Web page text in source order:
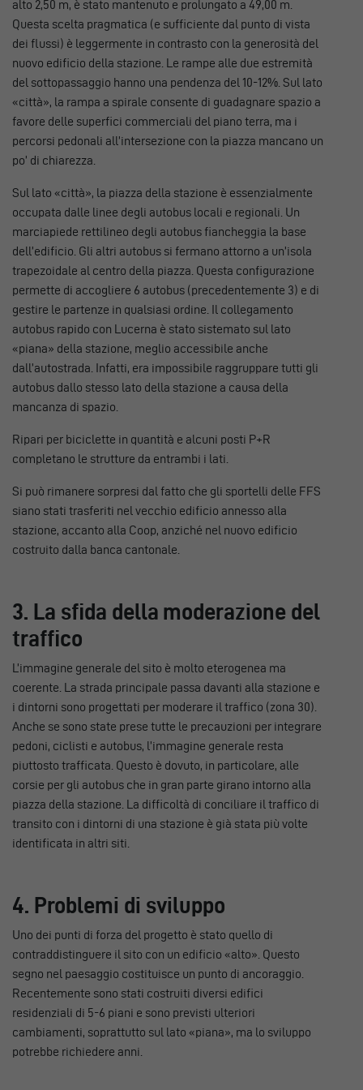
alto 2,50 m, è stato mantenuto e prolungato a 49,00 m.
Questa scelta pragmatica (e sufficiente dal punto di vista
dei flussi) è leggermente in contrasto con la generosità del
nuovo edificio della stazione. Le rampe alle due estremità
del sottopassaggio hanno una pendenza del 10-12%. Sul lato
«città», la rampa a spirale consente di guadagnare spazio a
favore delle superfici commerciali del piano terra, ma i
percorsi pedonali all’intersezione con la piazza mancano un
po’ di chiarezza.
Sul lato «città», la piazza della stazione è essenzialmente
occupata dalle linee degli autobus locali e regionali. Un
marciapiede rettilineo degli autobus fiancheggia la base
dell’edificio. Gli altri autobus si fermano attorno a un’isola
trapezoidale al centro della piazza. Questa configurazione
permette di accogliere 6 autobus (precedentemente 3) e di
gestire le partenze in qualsiasi ordine. Il collegamento
autobus rapido con Lucerna è stato sistemato sul lato
«piana» della stazione, meglio accessibile anche
dall’autostrada. Infatti, era impossibile raggruppare tutti gli
autobus dallo stesso lato della stazione a causa della
mancanza di spazio.
Ripari per biciclette in quantità e alcuni posti P+R
completano le strutture da entrambi i lati.
Si può rimanere sorpresi dal fatto che gli sportelli delle FFS
siano stati trasferiti nel vecchio edificio annesso alla
stazione, accanto alla Coop, anziché nel nuovo edificio
costruito dalla banca cantonale.
3. La sfida della moderazione del
traffico
L’immagine generale del sito è molto eterogenea ma
coerente. La strada principale passa davanti alla stazione e
i dintorni sono progettati per moderare il traffico (zona 30).
Anche se sono state prese tutte le precauzioni per integrare
pedoni, ciclisti e autobus, l’immagine generale resta
piuttosto trafficata. Questo è dovuto, in particolare, alle
corsie per gli autobus che in gran parte girano intorno alla
piazza della stazione. La difficoltà di conciliare il traffico di
transito con i dintorni di una stazione è già stata più volte
identificata in altri siti.
4. Problemi di sviluppo
Uno dei punti di forza del progetto è stato quello di
contraddistinguere il sito con un edificio «alto». Questo
segno nel paesaggio costituisce un punto di ancoraggio.
Recentemente sono stati costruiti diversi edifici
residenziali di 5-6 piani e sono previsti ulteriori
cambiamenti, soprattutto sul lato «piana», ma lo sviluppo
potrebbe richiedere anni.